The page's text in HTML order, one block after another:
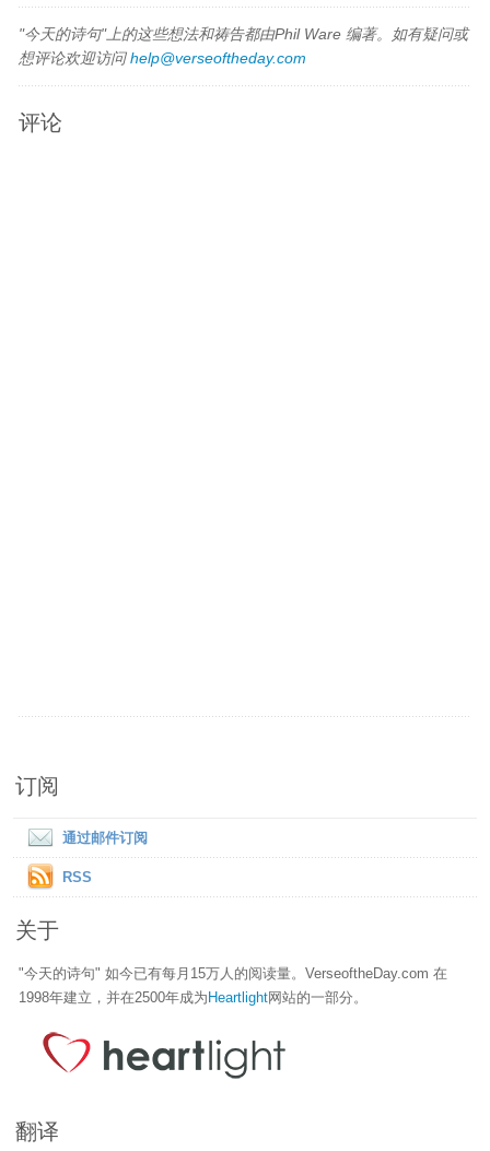
"今天的诗句"上的这些想法和祷告都由Phil Ware 编著。如有疑问或
想评论欢迎访问help@verseoftheday.com
评论
订阅
通过邮件订阅
RSS
关于
"今天的诗句" 如今已有每月15万人的阅读量。VerseoftheDay.com 在
1998年建立，并在2500年成为 Heartlight网站的一部分。
翻译